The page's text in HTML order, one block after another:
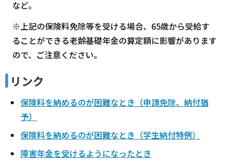
など。
※上記の保険料免除等を受ける場合、65歳から受給す
ることができる老齢基礎年金の算定額に影響があります
ので、ご注意ください。
リンク
保険料を納めるのが困難なとき（申請免除、納付猶
予）
保険料を納めるのが困難なとき（学生納付特例）
障害年金を受けるようになったとき